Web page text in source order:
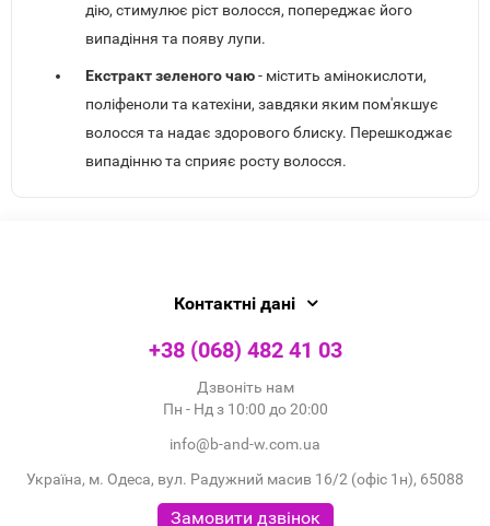
дію, стимулює ріст волосся, попереджає його
випадіння та появу лупи.
Екстракт зеленого чаю- містить амінокислоти,
поліфеноли та катехіни, завдяки яким пом'якшує
волосся та надає здорового блиску. Перешкоджає
випадінню та сприяє росту волосся.
Контактні дані
+38 (068) 482 41 03
Дзвоніть нам
Пн - Нд з 10:00 до 20:00
info@b-and-w.com.ua
Україна, м. Одеса, вул. Радужний масив 16/2 (офіс 1н), 65088
Замовити дзвінок